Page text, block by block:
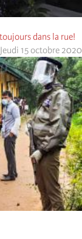
dans la rue!
Jeudi 15 octobre 2020